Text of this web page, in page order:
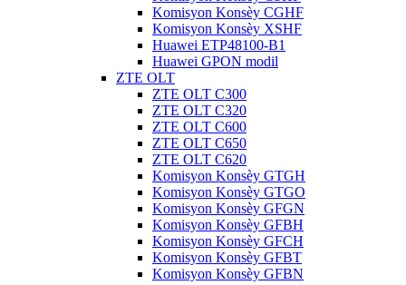
Komisyon Konsèy CGHF
Komisyon Konsèy XSHF
Huawei ETP48100-B1
Huawei GPON modil
ZTE OLT
ZTE OLT C300
ZTE OLT C320
ZTE OLT C600
ZTE OLT C650
ZTE OLT C620
Komisyon Konsèy GTGH
Komisyon Konsèy GTGO
Komisyon Konsèy GFGN
Komisyon Konsèy GFBH
Komisyon Konsèy GFCH
Komisyon Konsèy GFBT
Komisyon Konsèy GFBN